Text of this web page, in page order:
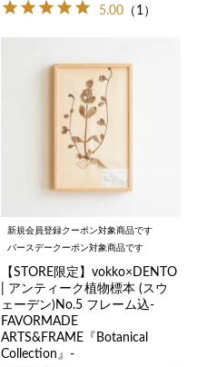
5.00 （1）
新規会員登録クーポン対象商品です
バースデークーポン対象商品です
【STORE限定】vokko×DENTO
| アンティーク植物標本 (スウ
ェーデン)No.5 フレーム込-
FAVORMADE
ARTS&FRAME『Botanical
Collection』-